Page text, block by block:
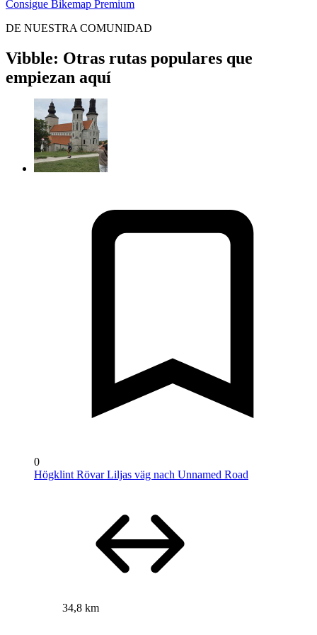
Consigue Bikemap Premium
DE NUESTRA COMUNIDAD
Vibble: Otras rutas populares que
empiezan aquí
0
Högklint Rövar Liljas väg nach Unnamed Road
34,8 km